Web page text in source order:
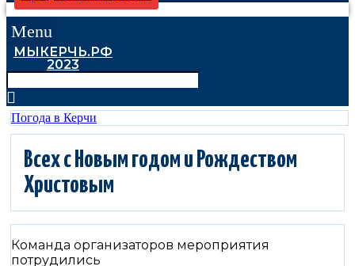
Menu
МЫКЕРЧЬ.РФ
2023
Погода в Керчи
Всех с Новым годом и Рождеством
Христовым
Команда организаторов мероприятия
потрудились